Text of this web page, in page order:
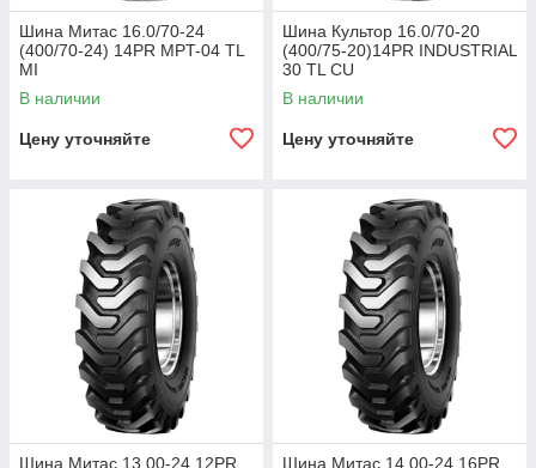
Шина Митас 16.0/70-24
(400/70-24) 14PR MPT-04 TL
MI
В наличии
Цену уточняйте
Шина Культор 16.0/70-20
(400/75-20)14PR INDUSTRIAL
30 TL CU
В наличии
Цену уточняйте
Шина Митас 13.00-24 12PR Шина Митас 14.00-24 16PR